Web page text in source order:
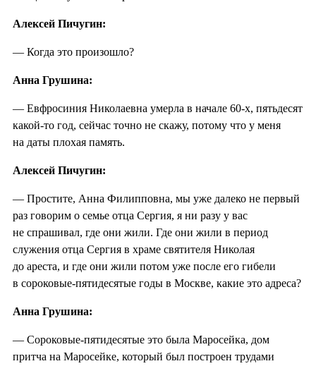
Алексей Пичугин:
— Когда это произошло?
Анна Грушина:
— Евфросиния Николаевна умерла в начале 60-х, пятьдесят
какой-то год, сейчас точно не скажу, потому что у меня
на даты плохая память.
Алексей Пичугин:
— Простите, Анна Филипповна, мы уже далеко не первый
раз говорим о семье отца Сергия, я ни разу у вас
не спрашивал, где они жили. Где они жили в период
служения отца Сергия в храме святителя Николая
до ареста, и где они жили потом уже после его гибели
в сороковые-пятидесятые годы в Москве, какие это адреса?
Анна Грушина:
— Сороковые-пятидесятые это была Маросейка, дом
притча на Маросейке, который был построен трудами